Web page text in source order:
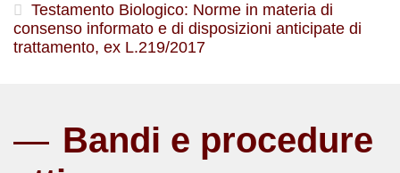
Testamento Biologico: Norme in materia di
consenso informato e di disposizioni anticipate di
trattamento, ex L.219/2017
Bandi e procedure